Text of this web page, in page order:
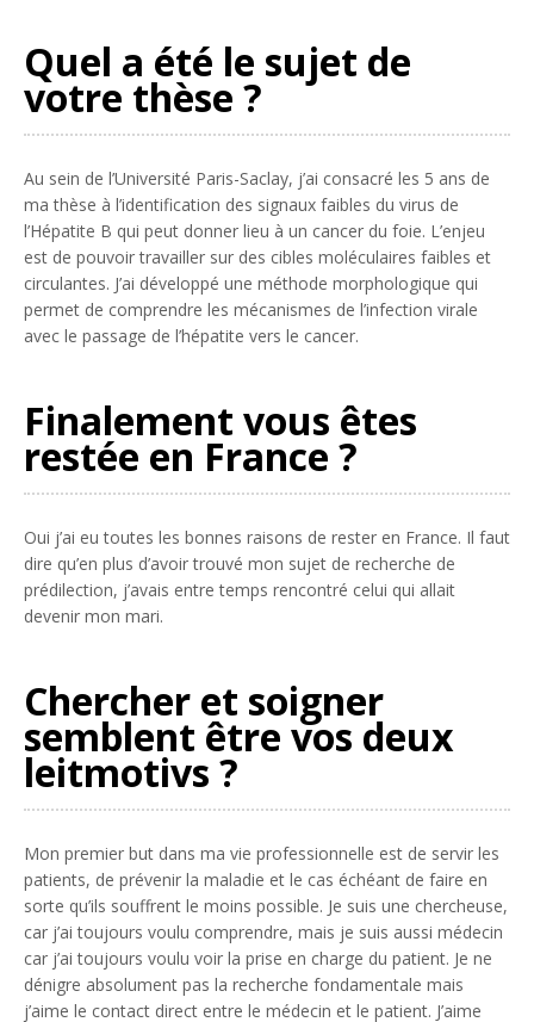
Quel a été le sujet de
votre thèse ?
Au sein de l’Université Paris-Saclay, j’ai consacré les 5 ans de
ma thèse à l’identification des signaux faibles du virus de
l’Hépatite B qui peut donner lieu à un cancer du foie. L’enjeu
est de pouvoir travailler sur des cibles moléculaires faibles et
circulantes. J’ai développé une méthode morphologique qui
permet de comprendre les mécanismes de l’infection virale
avec le passage de l’hépatite vers le cancer.
Finalement vous êtes
restée en France ?
Oui j’ai eu toutes les bonnes raisons de rester en France. Il faut
dire qu’en plus d’avoir trouvé mon sujet de recherche de
prédilection, j’avais entre temps rencontré celui qui allait
devenir mon mari.
Chercher et soigner
semblent être vos deux
leitmotivs ?
Mon premier but dans ma vie professionnelle est de servir les
patients, de prévenir la maladie et le cas échéant de faire en
sorte qu’ils souffrent le moins possible. Je suis une chercheuse,
car j’ai toujours voulu comprendre, mais je suis aussi médecin
car j’ai toujours voulu voir la prise en charge du patient. Je ne
dénigre absolument pas la recherche fondamentale mais
j’aime le contact direct entre le médecin et le patient. J’aime